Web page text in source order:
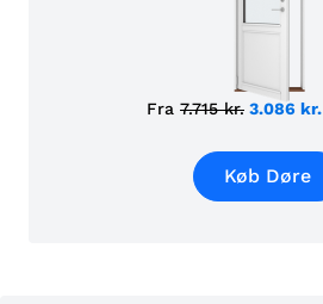
Fra 7.715 kr. 3.086 kr.
Køb Døre